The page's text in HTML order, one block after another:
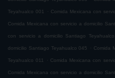
Teyahualco 001 . Comida Mexicana con
Comida Mexicana con servicio a domicilio
con servicio a domicilio Santiago
domicilio Santiago Teyahualco 045 . Comida
Teyahualco 011 . Comida Mexicana con
Comida Mexicana con servicio a domicilio